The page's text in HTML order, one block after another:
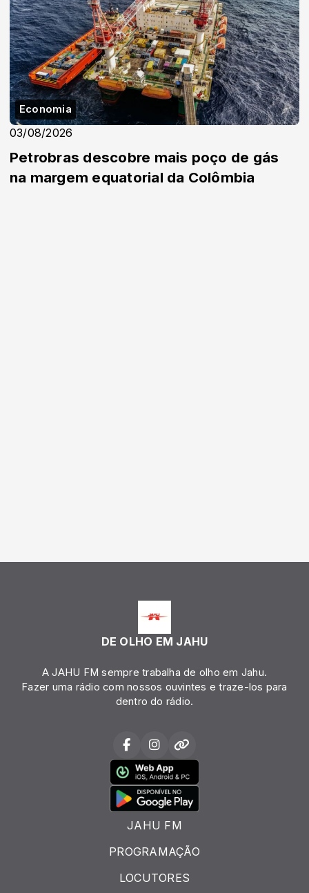
Economia
03/08/2026
Petrobras descobre mais poço de gás
na margem equatorial da Colômbia
DE OLHO EM JAHU
A JAHU FM sempre trabalha de olho em Jahu.
Fazer uma rádio com nossos ouvintes e traze-los para
dentro do rádio.
JAHU FM
PROGRAMAÇÃO
LOCUTORES